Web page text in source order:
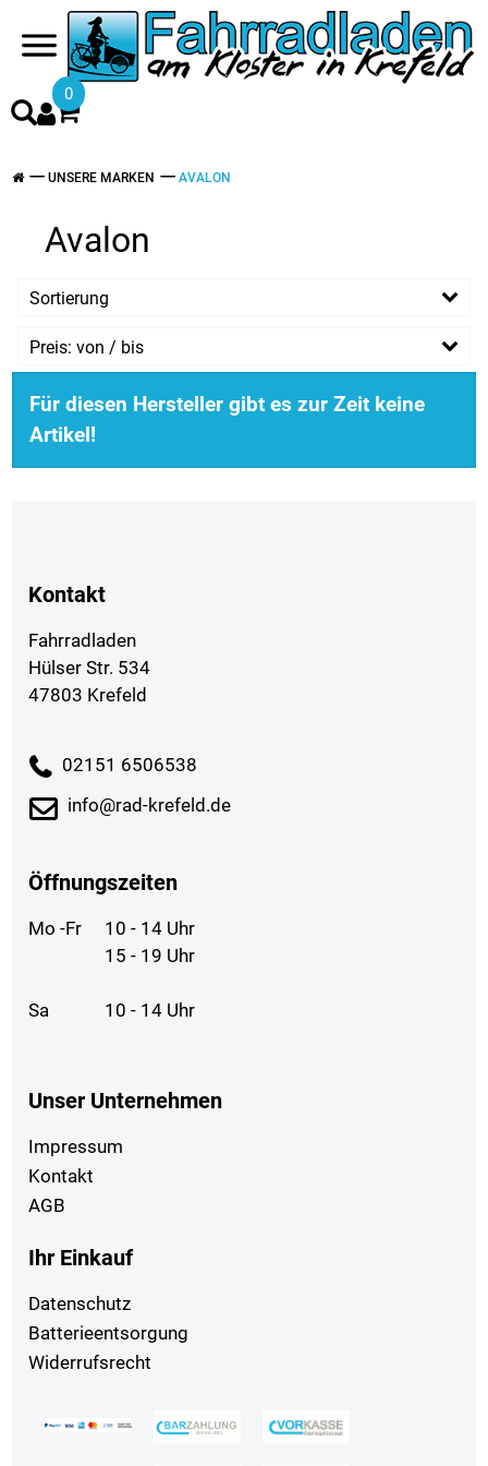
0
UNSERE MARKEN AVALON
Avalon
Sortierung
Preis: von / bis
PREISFILTER ANWENDEN
Für diesen Hersteller gibt es zur Zeit keine
Artikel!
Kontakt
Fahrradladen
Hülser Str. 534
47803 Krefeld
02151 6506538
info@rad-krefeld.de
Öffnungszeiten
Mo -Fr
10 - 14 Uhr
15 - 19 Uhr
Sa 10 - 14 Uhr
Unser Unternehmen
Impressum
Kontakt
AGB
Ihr Einkauf
Datenschutz
Batterieentsorgung
Widerrufsrecht